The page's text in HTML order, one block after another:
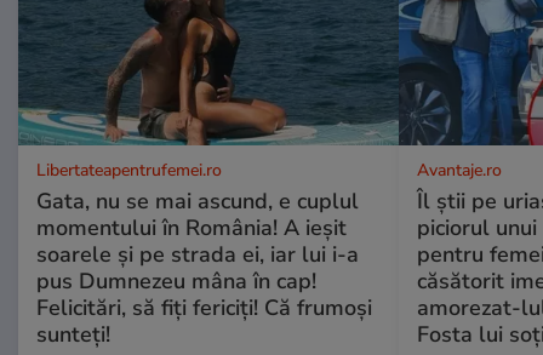
Libertateapentrufemei.ro
Gata, nu se mai ascund, e cuplul
momentului în România! A ieșit
soarele și pe strada ei, iar lui i-a
pus Dumnezeu mâna în cap!
Felicitări, să fiți fericiți! Că frumoși
sunteți!
Avantaje.ro
Îl știi pe
piciorul
pentru
căsătorit
amorezat-
Fosta lui